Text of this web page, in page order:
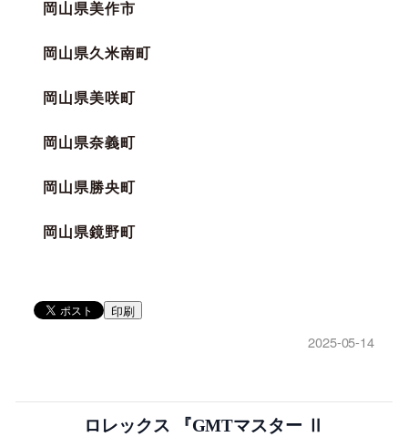
岡山県美作市
岡山県久米南町
岡山県美咲町
岡山県奈義町
岡山県勝央町
岡山県鏡野町
印刷
2025-05-14
ロレックス 『GMTマスター Ⅱ